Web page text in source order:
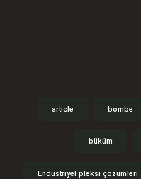
article bombe
büküm
Endüstriyel pleksi çözümleri